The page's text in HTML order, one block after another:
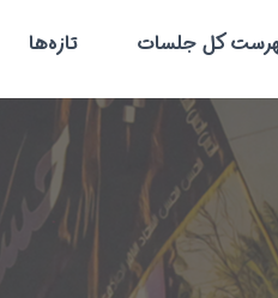
کل جلسات تازه‌ها